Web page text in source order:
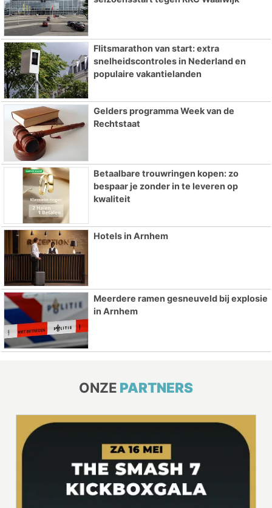
Flitsmarathon van start: extra
snelheidscontroles in Nederland en
populaire vakantielanden
Gelders programma Week van de
Rechtstaat
Betaalbare trouwringen kopen: zo
bespaar je zonder in te leveren op
kwaliteit
Hotels in Arnhem
Meerdere ramen gesneuveld bij explosie
in Arnhem
ONZE PARTNERS